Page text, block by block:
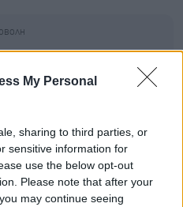
My Personal
sharing to third parties, or
sensitive information for
use the below opt-out
Please note that after your
may continue seeing